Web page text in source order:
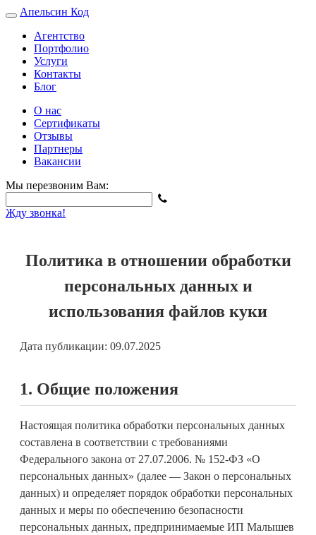
Апельсин Код
Агентство
Портфолио
Услуги
Контакты
Блог
О нас
Сертификаты
Отзывы
Партнеры
Вакансии
Мы перезвоним Вам:
Жду звонка!
Политика в отношении обработки
персональных данных и
использования файлов куки
Дата публикации: 09.07.2025
1. Общие положения
Настоящая политика обработки персональных данных
составлена в соответствии с требованиями
Федерального закона от 27.07.2006. № 152-ФЗ «О
персональных данных» (далее — Закон о персональных
данных) и определяет порядок обработки персональных
данных и меры по обеспечению безопасности
персональных данных, предпринимаемые ИП Малышев